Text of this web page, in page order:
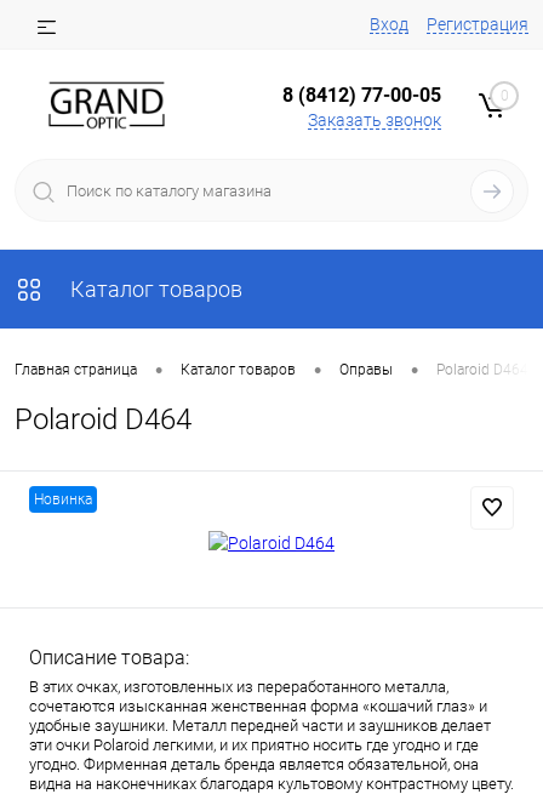
Вход Регистрация
8 (8412) 77-00-05
Заказать звонок
0
Каталог товаров
Главная страница • Каталог товаров • Оправы • Polaroid D464
Polaroid D464
Новинка
Описание товара:
В этих очках, изготовленных из переработанного металла,
сочетаются изысканная женственная форма «кошачий глаз» и
удобные заушники. Металл передней части и заушников делает
эти очки Polaroid легкими, и их приятно носить где угодно и где
угодно. Фирменная деталь бренда является обязательной, она
видна на наконечниках благодаря культовому контрастному цвету.